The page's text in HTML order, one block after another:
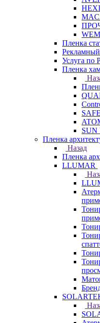
Пленка
Услуга
Пленка
SUN
Пленка
Назад
Пленка
LLUMAR